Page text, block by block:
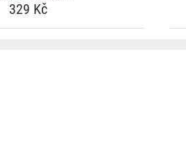
329 Kč